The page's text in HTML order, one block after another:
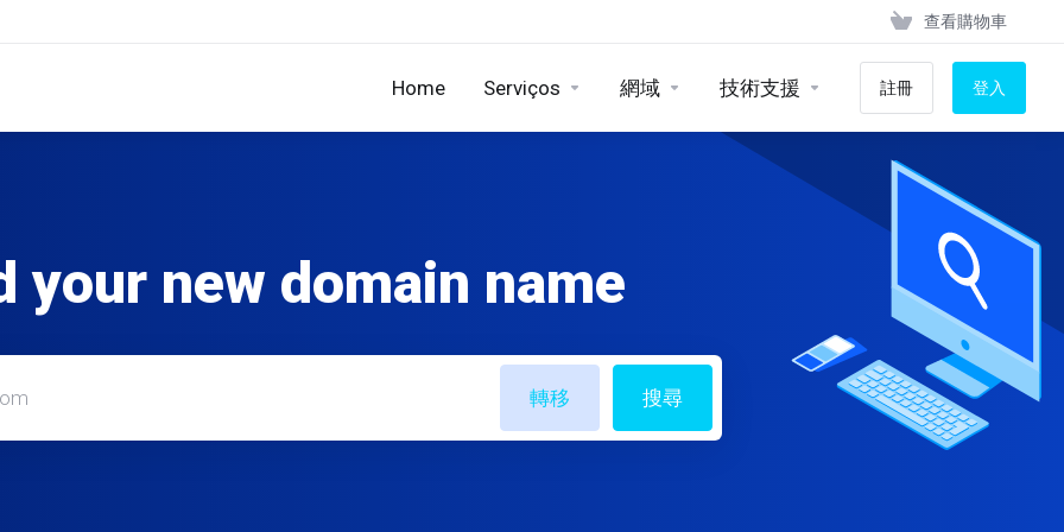
查看購物車
Home Serviços 網域 技術支援 註冊 登入
your new domain name
轉移 搜尋